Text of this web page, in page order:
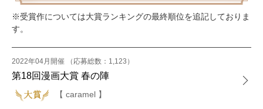
※受賞作については大賞ランキングの最終順位を追記しておりま
す。
2022年04月開催 （応募総数：1,123）
第18回漫画大賞 春の陣
【 caramel 】